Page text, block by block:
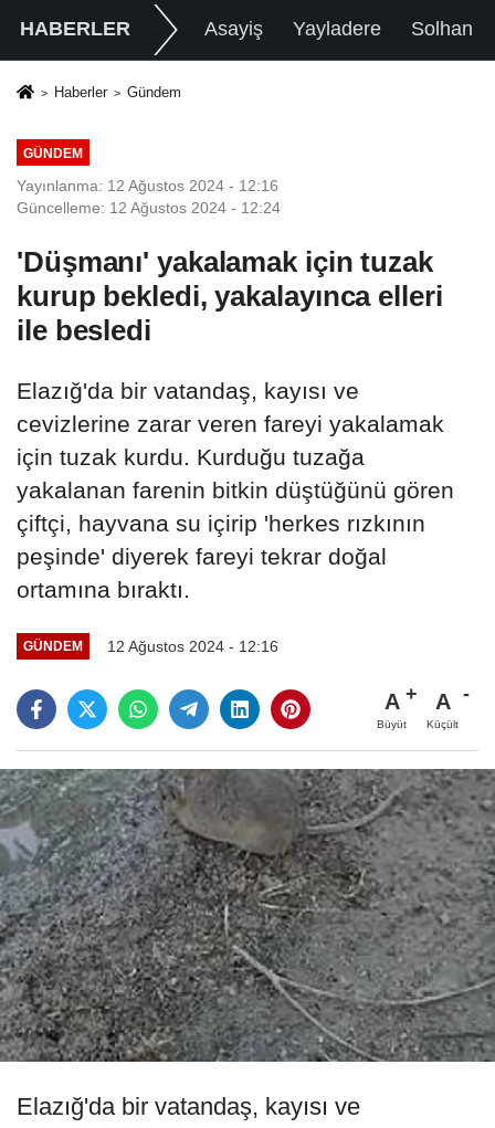
HABERLER Asayiş Yayladere Solhan
Haberler Gündem
GÜNDEM
Yayınlanma: 12 Ağustos 2024 - 12:16
Güncelleme: 12 Ağustos 2024 - 12:24
'Düşmanı' yakalamak için tuzak
kurup bekledi, yakalayınca elleri
ile besledi
Elazığ'da bir vatandaş, kayısı ve
cevizlerine zarar veren fareyi yakalamak
için tuzak kurdu. Kurduğu tuzağa
yakalanan farenin bitkin düştüğünü gören
çiftçi, hayvana su içirip 'herkes rızkının
peşinde' diyerek fareyi tekrar doğal
ortamına bıraktı.
GÜNDEM 12 Ağustos 2024 - 12:16
A
Büyüt
A
Küçült
Elazığ'da bir vatandaş, kayısı ve